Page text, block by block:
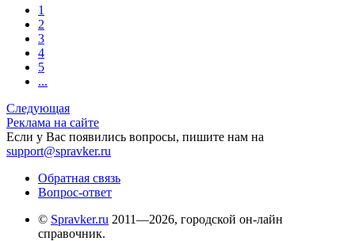
1
2
3
4
5
...
Следующая
Реклама на сайте
Если у Вас появились вопросы, пишите нам на
support@spravker.ru
Обратная связь
Вопрос-ответ
© Spravker.ru 2011—2026, городской он-лайн
справочник.